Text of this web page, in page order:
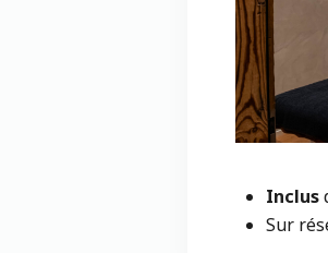
Inclus
Sur